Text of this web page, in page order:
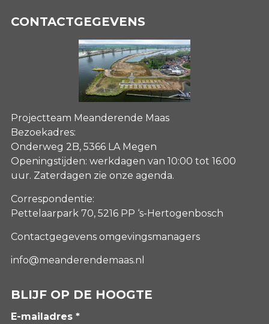
CONTACTGEGEVENS
Projectteam Meanderende Maas
Bezoekadres:
Onderweg 2B, 5366 LA Megen
Openingstijden: werkdagen van 10:00 tot 16:00
uur. Zaterdagen zie onze agenda.
Correspondentie:
Pettelaarpark 70, 5216 PP ‘s-Hertogenbosch
Contactgegevens omgevingsmanagers
info@meanderendemaas.nl
BLIJF OP DE HOOGTE
E-mailadres *